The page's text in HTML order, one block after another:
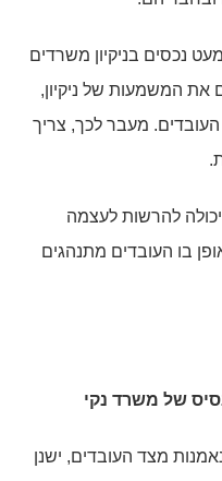
נכסים בניקיון משרדים
את המשמעות של ניקיון,
העובדים. מעבר לכך, צריך
להרשות לעצמה
בו העובדים מתנהגים
של משרד נקי
מצד העובדים, ישנן